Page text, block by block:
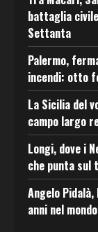
battaglia
Settanta
Palermo,
incendi: otto
La Sicilia del
campo largo
Longi, dove i
che punta sul
Angelo
anni nel